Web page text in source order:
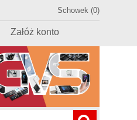
Schowek (0)
Załóż konto